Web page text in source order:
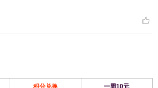
积分兑换 一周10元